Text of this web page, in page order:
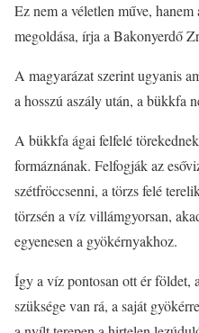
Ez nem a véletlen műve,
megoldása, írja a Bakonyerdő
A magyarázat szerint ugyanis
a hosszú aszály után, a bükkfa
A bükkfa ágai felfelé
formáznának. Felfogják az
szétfröccsenni, a törzs felé
törzsén a víz villámgyorsan,
egyenesen a gyökérnyakhoz.
Így a víz pontosan ott ér földet,
szüksége van rá, a saját